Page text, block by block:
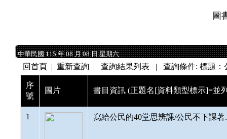
圖
中華民國 115 年 08 月 08 日 星期六
中華民國 115 年 08 月 08 日 星期六
回首頁 | 重新查詢 | 查詢結果列表 | 查詢條件: 標題：
序
號
圖片 書目資訊 (正題名[資料類型標示]=並
1 寫給公民的40堂思辨課/公民不下課